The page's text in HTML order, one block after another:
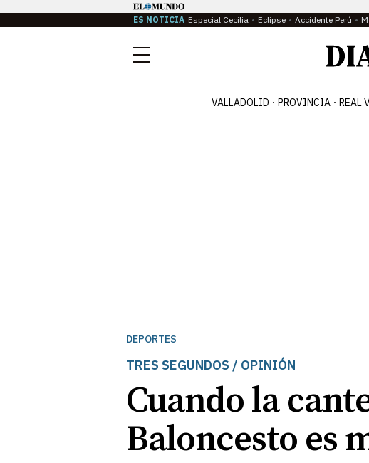
ES NOTICIA Especial Cecilia Eclipse Accidente Perú
Menú
VALLADOLID PROVINCIA REAL
DEPORTES
TRES SEGUNDOS / OPINIÓN
Cuando la
Baloncesto es